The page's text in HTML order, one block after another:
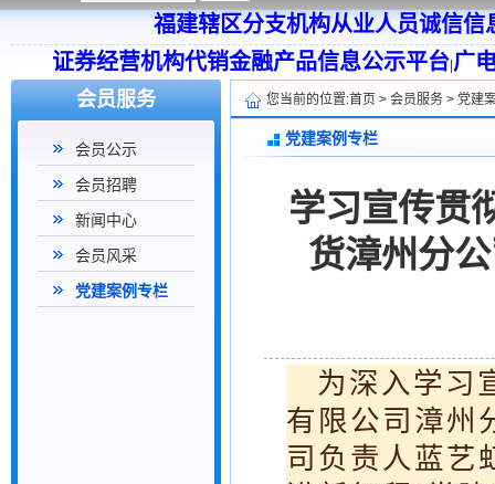
福建辖区分支机构从业人员诚信信
证券经营机构代销金融产品信息公示平台广
会员服务
会员公示
会员招聘
新闻中心
会员风采
党建案例专栏
您当前的位置:首页 > 会员服务 > 党建
党建案例专栏
学习宣传贯
货漳州分
为深入学习
有限公司漳州
司负责人蓝艺